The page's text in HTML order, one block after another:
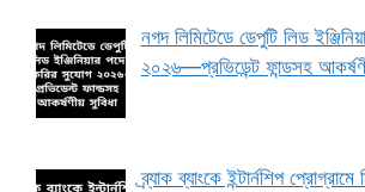
নগদ লিমিটেডে ডেপুটি লিড
২০২৬—প্রভিডেন্ট ফান্ডসহ
ব্র্যাক ব্যাংকে ইন্টার্নশিপ